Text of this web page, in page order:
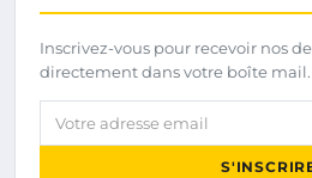
Inscrivez-vous pour recevoir nos
directement dans votre boîte mail.
Votre adresse email